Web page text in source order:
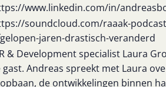
www.linkedin.com/in/
soundcloud.com/raaak-
jaren-drastisch-veranderd
& Development specialist Laura
gast. Andreas spreekt met Laura
de ontwikkelingen binnen